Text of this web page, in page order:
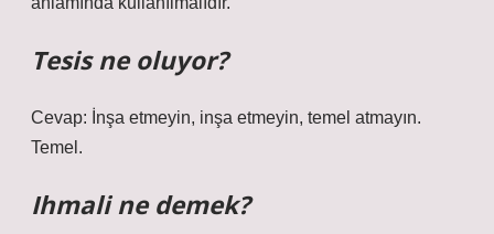
Tesis ne oluyor?
Cevap: İnşa etmeyin, inşa etmeyin, temel atmayın.
Temel.
Ihmali ne demek?